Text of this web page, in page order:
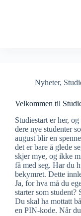
Nyheter,
Velkommen til
Studiestart er her,
dere nye studenter
august blir en
det er bare å glede
skjer mye, og ikke
få med seg. Har du
bekymret. Dette
Ja, for hva må du
starter som
Du skal ha mottatt
en PIN-kode. Når